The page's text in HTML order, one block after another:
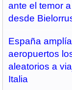
ante el temor
desde
España
aeropuertos
aleatorios a
Italia